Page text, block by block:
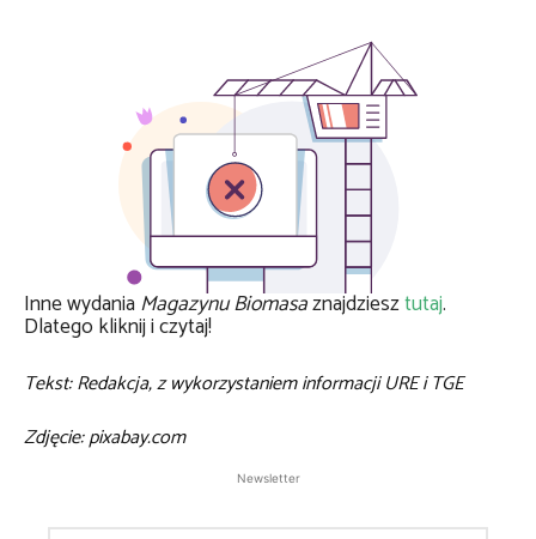
Inne wydaniaMagazynu Biomasaznajdziesztutaj.
Dlatego kliknij i czytaj!
Tekst: Redakcja, z wykorzystaniem informacji URE i TGE
Zdjęcie: pixabay.com
Newsletter